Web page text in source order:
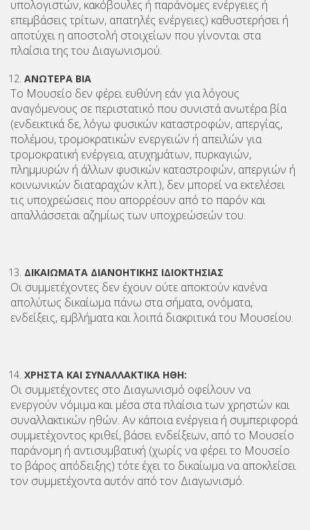
υπολογιστών, κακόβουλες ή παράνομες ενέργειες ή
επεμβάσεις τρίτων, απατηλές ενέργειες) καθυστερήσει ή
αποτύχει η αποστολή στοιχείων που γίνονται στα
πλαίσια της του Διαγωνισμού.
ΑΝΩΤΕΡΑ ΒΙΑ
Το Μουσείο δεν φέρει ευθύνη εάν για λόγους
αναγόμενους σε περιστατικό που συνιστά ανωτέρα βία
(ενδεικτικά δε, λόγω φυσικών καταστροφών, απεργίας,
πολέμου, τρομοκρατικών ενεργειών ή απειλών για
τρομοκρατική ενέργεια, ατυχημάτων, πυρκαγιών,
πλημμυρών ή άλλων φυσικών καταστροφών, απεργιών ή
κοινωνικών διαταραχών κ.λπ.), δεν μπορεί να εκτελέσει
τις υποχρεώσεις που απορρέουν από το παρόν και
απαλλάσσεται αζημίως των υποχρεώσεών του.
ΔΙΚΑΙΩΜΑΤΑ ΔΙΑΝΟΗΤΙΚΗΣ ΙΔΙΟΚΤΗΣΙΑΣ
Οι συμμετέχοντες δεν έχουν ούτε αποκτούν κανένα
απολύτως δικαίωμα πάνω στα σήματα, ονόματα,
ενδείξεις, εμβλήματα και λοιπά διακριτικά του Μουσείου.
ΧΡΗΣΤΑ ΚΑΙ ΣΥΝΑΛΛΑΚΤΙΚΑ ΗΘΗ:
Οι συμμετέχοντες στο Διαγωνισμό οφείλουν να
ενεργούν νόμιμα και μέσα στα πλαίσια των χρηστών και
συναλλακτικών ηθών. Αν κάποια ενέργεια ή συμπεριφορά
συμμετέχοντος κριθεί, βάσει ενδείξεων, από το Μουσείο
παράνομη ή αντισυμβατική (χωρίς να φέρει το Μουσείο
το βάρος απόδειξης) τότε έχει το δικαίωμα να αποκλείσει
τον συμμετέχοντα αυτόν από τον Διαγωνισμό.